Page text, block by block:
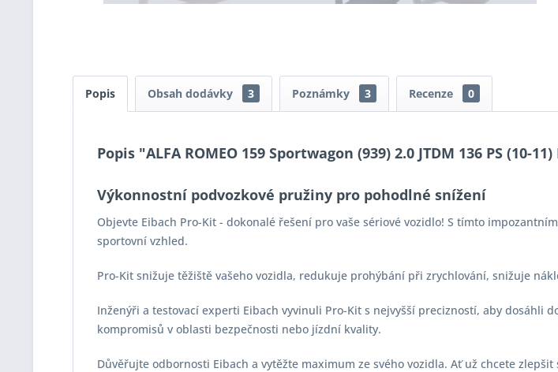
Popis Obsah dodávky 3 Poznámky 3 Recenze 0
Popis "ALFA ROMEO 159 Sportwagon (939) 2.0 JTDM 136 PS (10-
Výkonnostní podvozkové pružiny pro pohodlné snížení
Objevte Eibach Pro-Kit - dokonalé řešení pro vaše sériové vozidlo! S tímto
sportovní vzhled.
Pro-Kit snižuje těžiště vašeho vozidla, redukuje prohýbání při zrychlování, snižuje
Inženýři a testovací experti Eibach vyvinuli Pro-Kit s nejvyšší precizností, aby dosáhli
kompromisů v oblasti bezpečnosti nebo jízdní kvality.
Důvěřujte odbornosti Eibach a vytěžte maximum ze svého vozidla. Ať už chcete